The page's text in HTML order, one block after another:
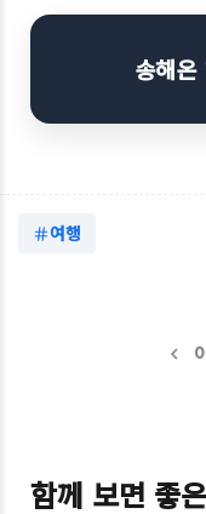
송해온
여행
함께 보면 좋